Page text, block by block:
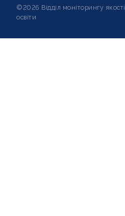
©2026 Відділ моніторингу якості
освіти